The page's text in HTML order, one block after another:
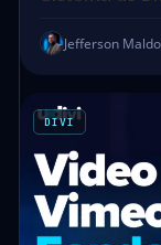
Jefferson
DIVI